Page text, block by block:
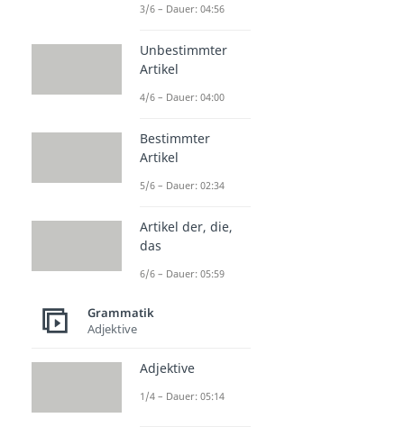
3/6 – Dauer: 04:56
Unbestimmter
Artikel
4/6 – Dauer: 04:00
Bestimmter
Artikel
5/6 – Dauer: 02:34
Artikel der, die,
das
6/6 – Dauer: 05:59
Grammatik
Adjektive
Adjektive
1/4 – Dauer: 05:14